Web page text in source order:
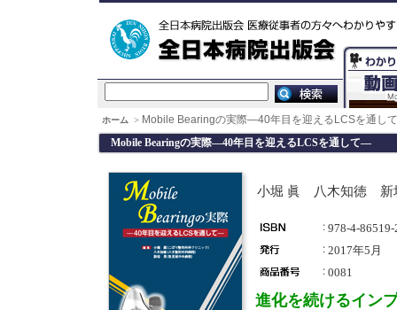
ホーム > Mobile Bearingの実際―40年目を迎えるLCSを通し
Mobile Bearingの実際―40年目を迎えるLCSを通して―
小堀 眞 八木知徳 新
978-4-
2017年5月
0081
進化を続けるイン